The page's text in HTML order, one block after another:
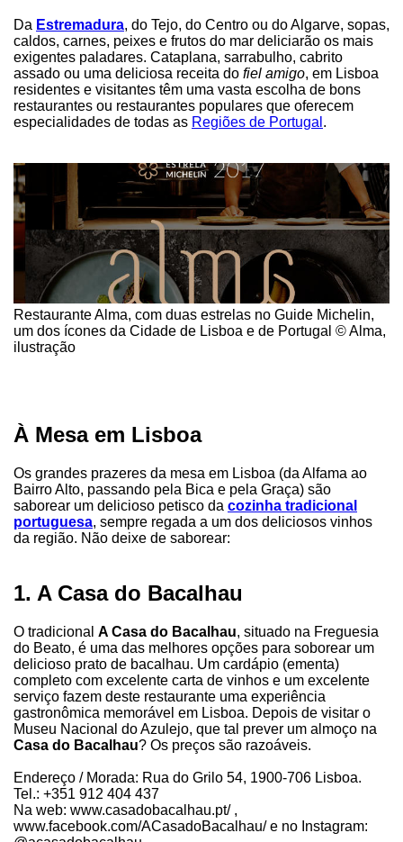
Da Estremadura, do Tejo, do Centro ou do Algarve, sopas,
caldos, carnes, peixes e frutos do mar deliciarão os mais
exigentes paladares. Cataplana, sarrabulho, cabrito
assado ou uma deliciosa receita do fiel amigo, em Lisboa
residentes e visitantes têm uma vasta escolha de bons
restaurantes ou restaurantes populares que oferecem
especialidades de todas as Regiões de Portugal .
Restaurante Alma, com duas estrelas no Guide Michelin,
um dos ícones da Cidade de Lisboa e de Portugal © Alma,
ilustração
À Mesa em Lisboa
Os grandes prazeres da mesa em Lisboa (da Alfama ao
Bairro Alto, passando pela Bica e pela Graça) são
saborear um delicioso petisco da cozinha tradicional
portuguesa, sempre regada a um dos deliciosos vinhos
da região. Não deixe de saborear:
1. A Casa do Bacalhau
O tradicional A Casa do Bacalhau, situado na Freguesia
do Beato, é uma das melhores opções para soborear um
delicioso prato de bacalhau. Um cardápio (ementa)
completo com excelente carta de vinhos e um excelente
serviço fazem deste restaurante uma experiência
gastronômica memorável em Lisboa. Depois de visitar o
Museu Nacional do Azulejo, que tal prever um almoço na
Casa do Bacalhau? Os preços são razoáveis.
Endereço / Morada: Rua do Grilo 54, 1900-706 Lisboa.
Tel.: +351 912 404 437
Na web: www.casadobacalhau.pt/ ,
www.facebook.com/ACasadoBacalhau/ e no Instagram: